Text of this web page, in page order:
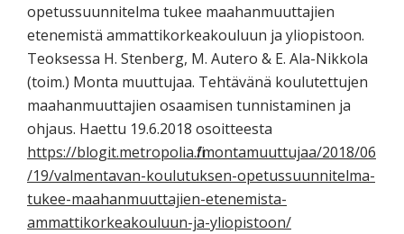
opetussuunnitelma tukee maahanmuuttajien
etenemistä ammattikorkeakouluun ja yliopistoon.
Teoksessa H. Stenberg, M. Autero & E. Ala-Nikkola
(toim.) Monta muuttujaa. Tehtävänä koulutettujen
maahanmuuttajien osaamisen tunnistaminen ja
ohjaus. Haettu 19.6.2018 osoitteesta
https://blogit.metropolia.fi/montamuuttujaa/2018/06
/19/valmentavan-koulutuksen-opetussuunnitelma-
tukee-maahanmuuttajien-etenemista-
ammattikorkeakouluun-ja-yliopistoon/